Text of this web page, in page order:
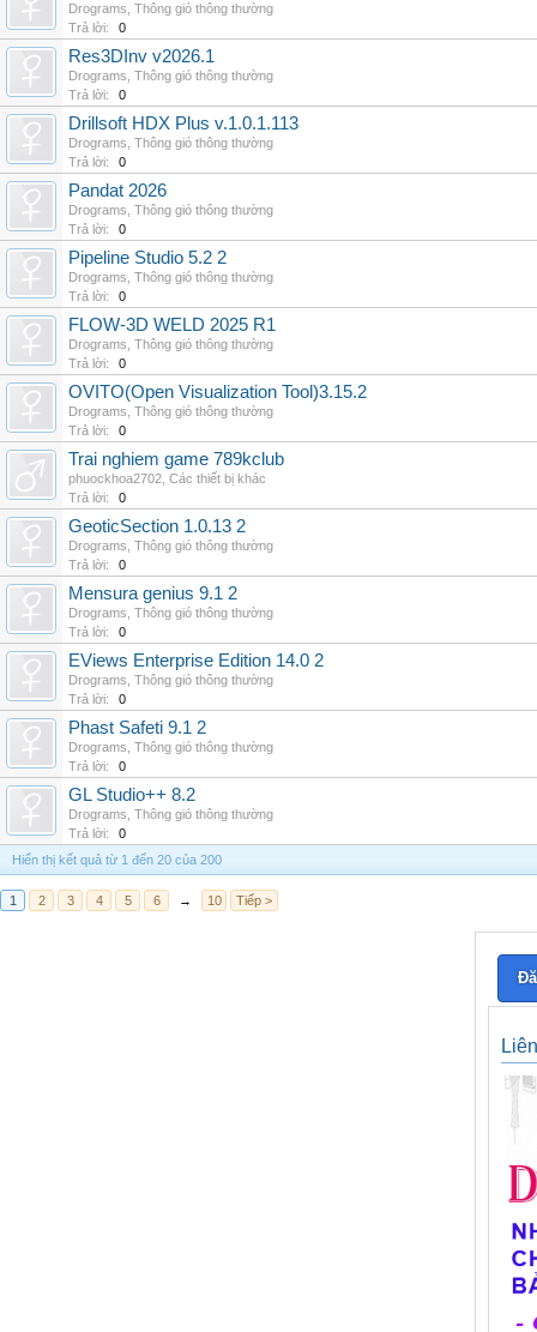
Drograms Thông gió thông thường
Trả lời:
0
Res3DInv v2026.1
Drograms Thông gió thông thường
Trả lời:
0
Drillsoft HDX Plus v.1.0.1.113
Drograms Thông gió thông thường
Trả lời:
0
Pandat 2026
Drograms Thông gió thông thường
Trả lời:
0
Pipeline Studio 5.2 2
Drograms Thông gió thông thường
Trả lời:
0
FLOW-3D WELD 2025 R1
Drograms Thông gió thông thường
Trả lời:
0
OVITO(Open Visualization Tool)3.15.2
Drograms Thông gió thông thường
Trả lời:
0
Trai nghiem game 789kclub
phuockhoa2702 Các thiết bị khác
Trả lời:
0
GeoticSection 1.0.13 2
Drograms Thông gió thông thường
Trả lời:
0
Mensura genius 9.1 2
Drograms Thông gió thông thường
Trả lời:
0
EViews Enterprise Edition 14.0 2
Drograms Thông gió thông thường
Trả lời:
0
Phast Safeti 9.1 2
Drograms Thông gió thông thường
Trả lời:
0
GL Studio++ 8.2
Drograms Thông gió thông thường
Trả lời:
0
Hiển thị kết quả từ 1 đến 20 của 200
1 2 3 4 5 6 → 10 Tiếp >